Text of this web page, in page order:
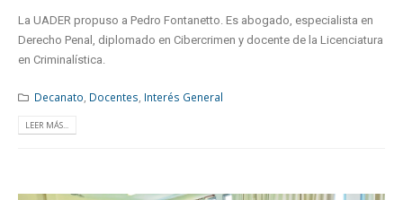
La UADER propuso a Pedro Fontanetto. Es abogado, especialista en
Derecho Penal, diplomado en Cibercrimen y docente de la Licenciatura
en Criminalística.
Decanato Docentes Interés General
LEER MÁS...